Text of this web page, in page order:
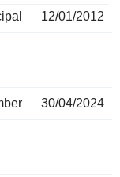
12/01/2012
30/04/2024